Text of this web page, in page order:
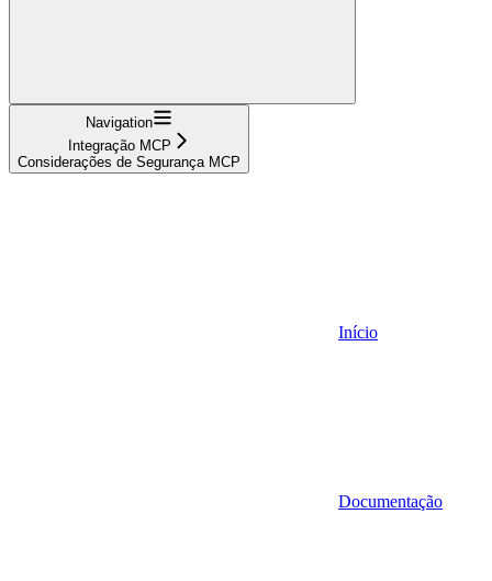
Navigation
Integração MCP
Considerações de Segurança MCP
Início
Documentação